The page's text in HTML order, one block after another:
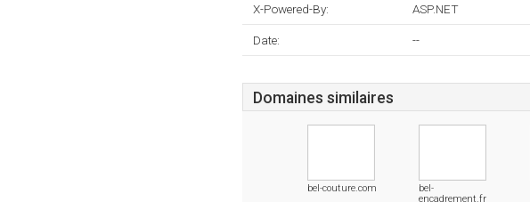
X-Powered-By: ASP.NET
Date: --
Domaines similaires
bel-couture.com
bel-
encadrement.fr